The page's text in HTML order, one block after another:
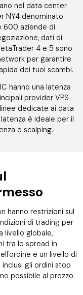
nel data center
NY4 denominato
600 aziende di
dati di
4 e 5 sono
per garantire
dei tuoi scambi.
hanno una latenza
provider VPS
dedicate ai data
è ideale per il
e scalping.
hanno restrizioni sul
di trading per
livello globale,
tra lo spread in
e un livello di
gli ordini stop
possibile al prezzo